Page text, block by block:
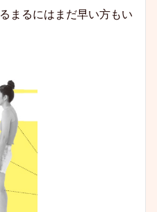
まるにはまだ早い方もい